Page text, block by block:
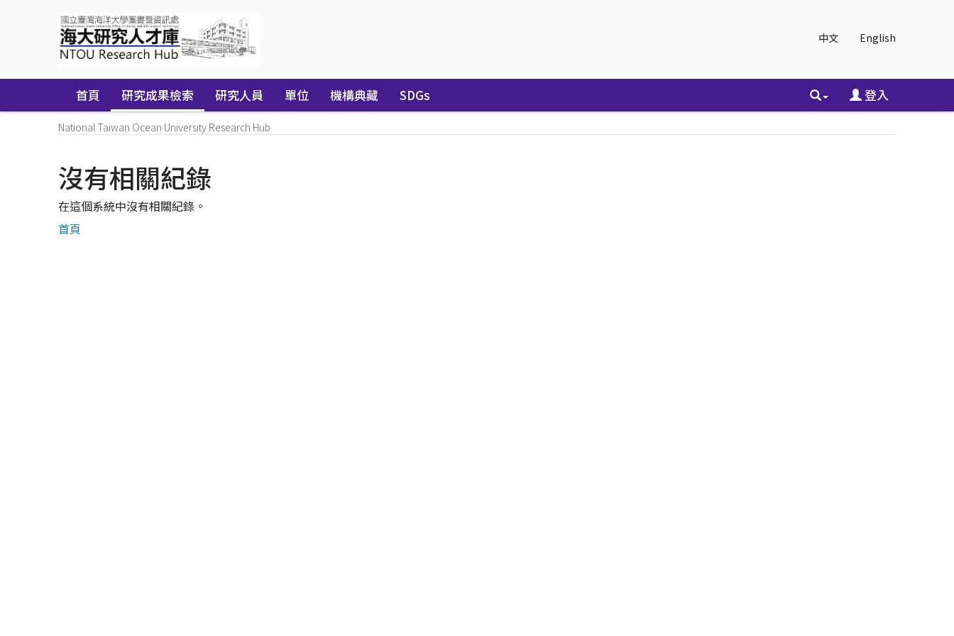
中文 English
首頁 研究成果檢索 研究人員 單位 機構典藏 SDGs 登入
National Taiwan Ocean University Research Hub
沒有相關紀錄
在這個系統中沒有相關紀錄。
首頁